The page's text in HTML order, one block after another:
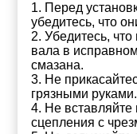
1. Перед
убедитесь, что
2. Убедитесь,
вала в
смазана.
3. Не
грязными руками.
4. Не
сцепления с